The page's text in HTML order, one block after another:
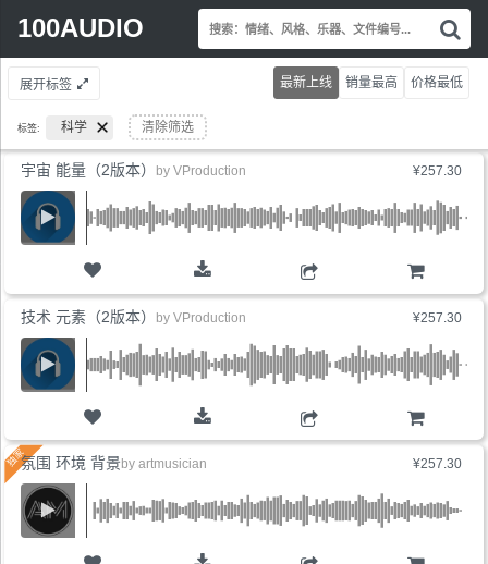
100AUDIO
Search
索
情
绪
乐
文
展开标签
标签: 科学 清除筛选
最新上线 销量最高 价格最低
¥257.30
宇宙 能量（2版本） by VProduction
¥257.30
购物车
技术 元素（2版本） by VProduction
¥257.30
氛围 环境 背景 by artmusician